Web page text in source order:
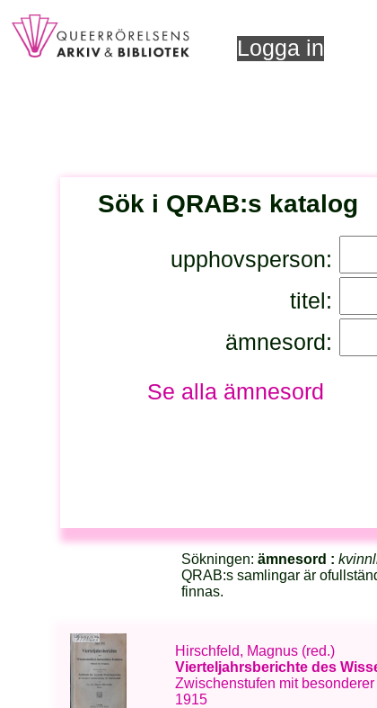
Logga in
Sök i QRAB:s katalog
upphovsperson:
titel:
ämnesord:
Se alla ämnesord
Sökningen: ämnesord :
QRAB:s samlingar är
finnas.
Hirschfeld, Magnus (red.)
Vierteljahrsberichte des
Zwischenstufen mit
1915